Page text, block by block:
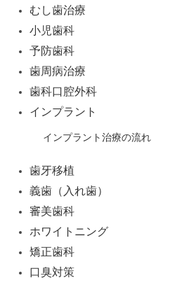
むし歯治療
小児歯科
予防歯科
歯周病治療
歯科口腔外科
インプラント
インプラント治療の流れ
歯牙移植
義歯（入れ歯）
審美歯科
ホワイトニング
矯正歯科
口臭対策